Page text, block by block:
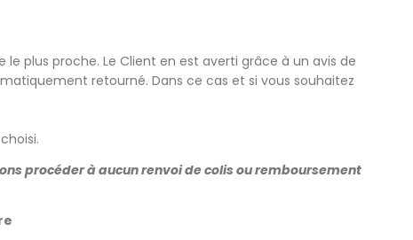
plus proche. Le Client en est averti grâce à un avis de
retourné. Dans ce cas et si vous souhaitez
procéder à aucun renvoi de colis ou remboursement